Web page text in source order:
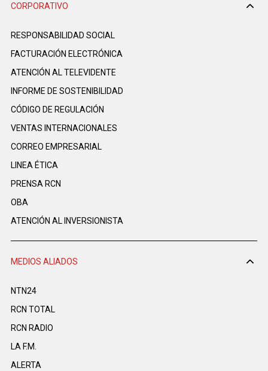
CORPORATIVO
RESPONSABILIDAD SOCIAL
FACTURACIÓN ELECTRÓNICA
ATENCIÓN AL TELEVIDENTE
INFORME DE SOSTENIBILIDAD
CÓDIGO DE REGULACIÓN
VENTAS INTERNACIONALES
CORREO EMPRESARIAL
LINEA ÉTICA
PRENSA RCN
OBA
ATENCIÓN AL INVERSIONISTA
MEDIOS ALIADOS
NTN24
RCN TOTAL
RCN RADIO
LA F.M.
ALERTA